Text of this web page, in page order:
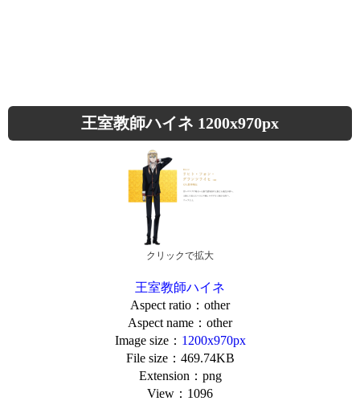
王室教師ハイネ 1200x970px
クリックで拡大
王室教師ハイネ
Aspect ratio：other
Aspect name：other
Image size： 1200x970px
File size：469.74KB
Extension：png
View：1096